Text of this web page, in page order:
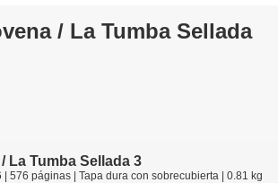
/ La Tumba Sellada
La Tumba Sellada 3
576 páginas | Tapa dura con sobrecubierta | 0.81 kg